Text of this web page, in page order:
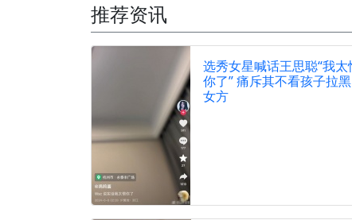
推荐资讯
选秀女星喊话王思聪“我太
你了” 痛斥其不看孩子拉黑
女方